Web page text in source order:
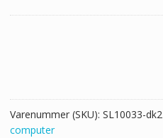
antal
Varenummer (SKU): SL10033-dk2
computer